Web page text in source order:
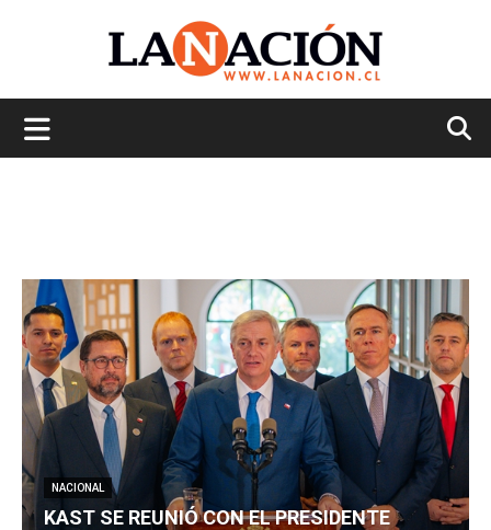
NACIONAL
KAST SE REUNIÓ CON EL PRESIDENTE